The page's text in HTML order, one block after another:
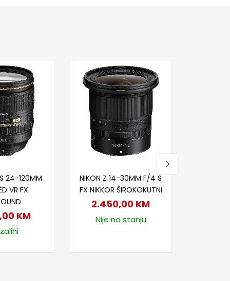
24-120MM
VR FX
KM
NIKON Z 14-30MM F/4 S
FX NIKKOR ŠIROKOKUTNI
2.450,00 KM
Nije na stanju